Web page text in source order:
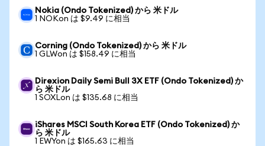
Nokia (Ondo Tokenized) から 米ドル
1 NOKon は $9.49 に相当
Corning (Ondo Tokenized) から 米ドル
1 GLWon は $158.49 に相当
Direxion Daily Semi Bull 3X ETF (Ondo Tokenized) か
ら 米ドル
1 SOXLon は $135.68 に相当
iShares MSCI South Korea ETF (Ondo Tokenized) か
ら 米ドル
1 EWYon は $165.63 に相当